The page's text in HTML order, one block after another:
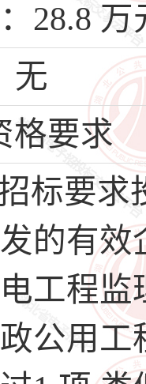
28.8 万
无
格要求
标要
的有
工程
公用